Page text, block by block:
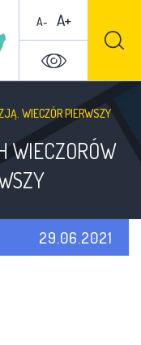
A- A+
WIECZÓR PIERWSZY
WIECZORÓW
29.06.2021